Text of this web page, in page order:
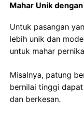
Mahar Unik
Untuk pasangan
lebih unik dan
untuk mahar
Misalnya, patung
bernilai tinggi
dan berkesan.